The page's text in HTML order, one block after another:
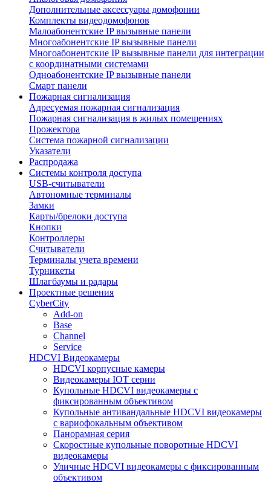
Дополнительные аксессуары домофонии
Комплекты видеодомофонов
Малоабонентские IP вызывные панели
Многоабонентские IP вызывные панели
Многоабонентские IP вызывные панели для интеграции
с координатными системами
Одноабонентские IP вызывные панели
Смарт панели
Пожарная сигнализация
Адресуемая пожарная сигнализация
Пожарная сигнализация в жилых помещениях
Прожектора
Система пожарной сигнализации
Указатели
Распродажа
Системы контроля доступа
USB-считыватели
Автономные терминалы
Замки
Карты/брелоки доступа
Кнопки
Контроллеры
Считыватели
Терминалы учета времени
Турникеты
Шлагбаумы и радары
Проектные решения
CyberCity
Add-on
Base
Channel
Service
HDCVI Видеокамеры
HDCVI корпусные камеры
Видеокамеры IOT серии
Купольные HDCVI видеокамеры с
фиксированным объективом
Купольные антивандальные HDCVI видеокамеры
с вариофокальным объективом
Панорамная серия
Скоростные купольные поворотные HDCVI
видеокамеры
Уличные HDCVI видеокамеры с фиксированным
объективом